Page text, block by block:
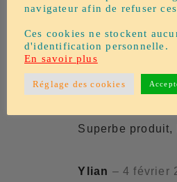
les panneaux de
bien expliqué et
pas.
Superbe produit,
Ylian – 4 février
navigateur afin de refuser
Ces cookies ne stockent
d'identification personnelle.
En savoir plus
Réglage des cookies